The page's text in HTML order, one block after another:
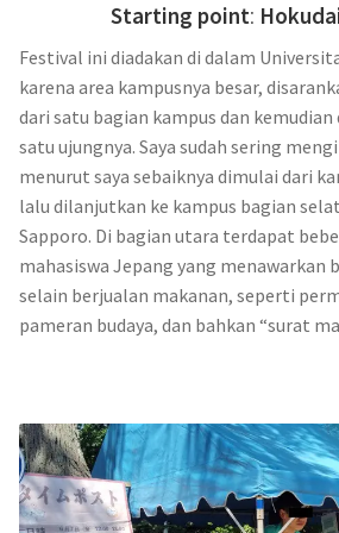
Starting point:
Festival ini diadakan di dalam
karena area kampusnya besar,
dari satu bagian kampus dan
satu ujungnya. Saya sudah sering
menurut saya sebaiknya dimulai dari
lalu dilanjutkan ke kampus bagian
Sapporo. Di bagian utara terdapat
mahasiswa Jepang yang menawarkan
selain berjualan makanan, seperti
pameran budaya, dan bahkan “surat